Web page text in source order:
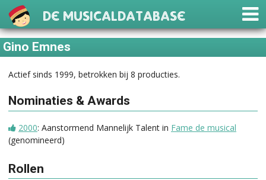
De Musicaldatabase
Gino Emnes
Actief sinds 1999, betrokken bij 8 producties.
Nominaties & Awards
2000: Aanstormend Mannelijk Talent in Fame de musical
(genomineerd)
Rollen